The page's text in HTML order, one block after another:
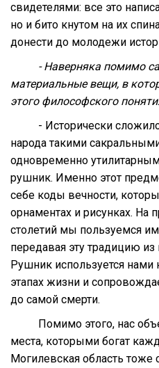
свидетелями: все это
но и бито кнутом на их
донести до молодежи
- Наверняка помимо
материальные вещи, в
этого философского
- Исторически
народа такими
одновременно
рушник. Именно этот
себе коды вечности,
орнаментах и рисунках. На
столетий мы пользуемся
передавая эту традицию
Рушник используется нами
этапах жизни и
до самой смерти.
Помимо этого, нас
места, которыми богат
Могилевская область тоже